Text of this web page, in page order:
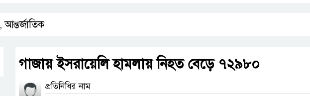
,আন্তর্জাতিক
গাজায় ইসরায়েলি হামলায় নিহত বেড়ে ৭২৯৮০
প্রতিনিধির নাম